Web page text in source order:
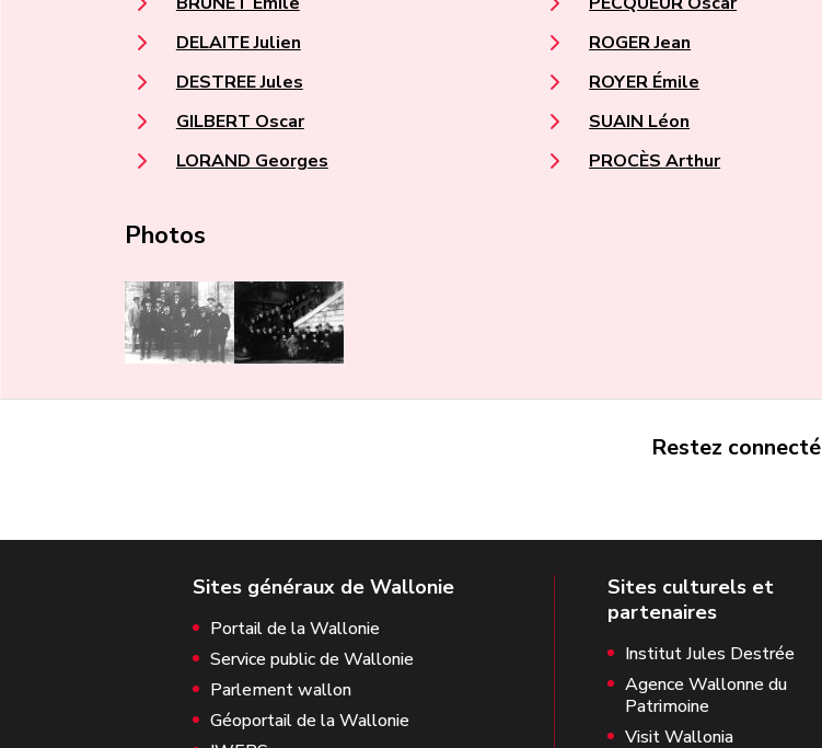
DELAITE Julien
DESTREE Jules
GILBERT Oscar
LORAND Georges
ROGER Jean
ROYER Émile
SUAIN Léon
PROCÈS Arthur
Photos
Restez connecté
Portail de la Wallonie
Service public de Wallonie
Parlement wallon
Géoportail de la Wallonie
Institut Jules Destrée
Agence Wallonne du
Patrimoine
Visit Wallonia